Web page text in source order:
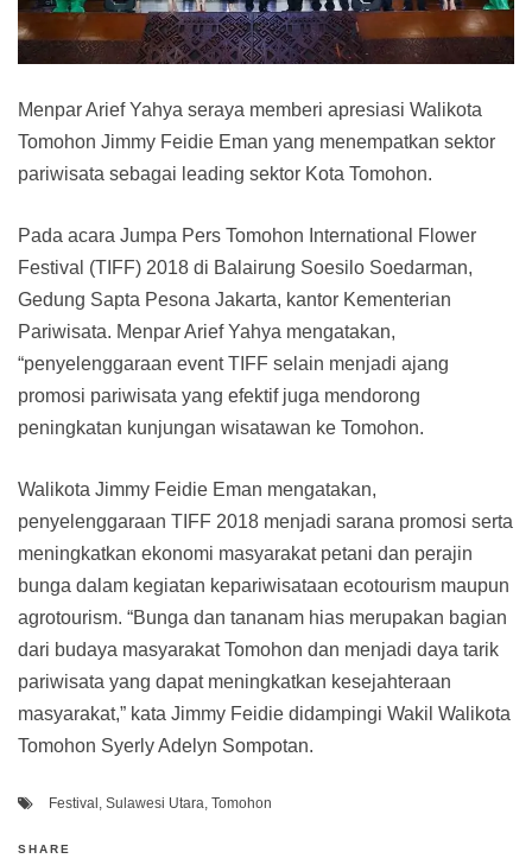
Menpar Arief Yahya seraya memberi apresiasi Walikota
Tomohon Jimmy Feidie Eman yang menempatkan sektor
pariwisata sebagai leading sektor Kota Tomohon.
Pada acara Jumpa Pers Tomohon International Flower
Festival (TIFF) 2018 di Balairung Soesilo Soedarman,
Gedung Sapta Pesona Jakarta, kantor Kementerian
Pariwisata. Menpar Arief Yahya mengatakan,
“penyelenggaraan event TIFF selain menjadi ajang
promosi pariwisata yang efektif juga mendorong
peningkatan kunjungan wisatawan ke Tomohon.
Walikota Jimmy Feidie Eman mengatakan,
penyelenggaraan TIFF 2018 menjadi sarana promosi serta
meningkatkan ekonomi masyarakat petani dan perajin
bunga dalam kegiatan kepariwisataan ecotourism maupun
agrotourism. “Bunga dan tananam hias merupakan bagian
dari budaya masyarakat Tomohon dan menjadi daya tarik
pariwisata yang dapat meningkatkan kesejahteraan
masyarakat,” kata Jimmy Feidie didampingi Wakil Walikota
Tomohon Syerly Adelyn Sompotan.
Festival Sulawesi Utara Tomohon
SHARE